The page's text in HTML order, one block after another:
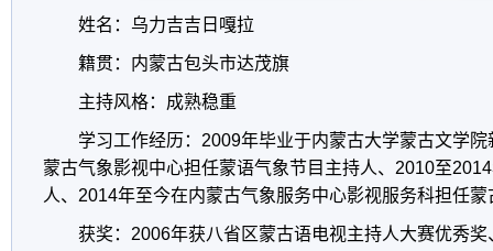
姓名：乌力吉吉日嘎拉
籍贯：内蒙古包头市达茂旗
主持风格：成熟稳重
学习工作经历： 2009年毕业于内蒙古大学蒙古文学院
蒙古气象影视中心担任蒙语气象节目主持人、 2010至2014
人、 2014年至今在内蒙古气象服务中心影视服务科担任
获奖： 2006年获八省区蒙古语电视主持人大赛优秀奖